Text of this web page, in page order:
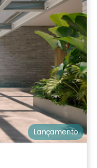
Lançamento